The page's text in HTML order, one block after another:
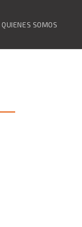
QUIENES SOMOS